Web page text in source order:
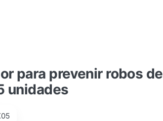
para prevenir robos de
unidades